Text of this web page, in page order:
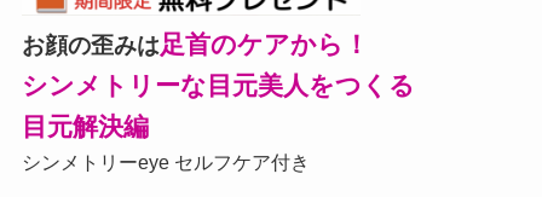
お顔の歪みは足首のケアから！
シンメトリーな目元美人をつくる
目元解決編
シンメトリーeye セルフケア付き